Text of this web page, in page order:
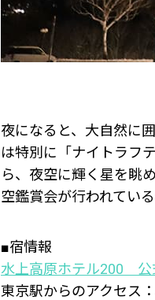
夜になると、大自然に
は特別に「ナイトラフ
ら、夜空に輝く星を眺
空鑑賞会が行われてい
■宿情報
水上高原ホテル200 公
東京駅からのアクセス